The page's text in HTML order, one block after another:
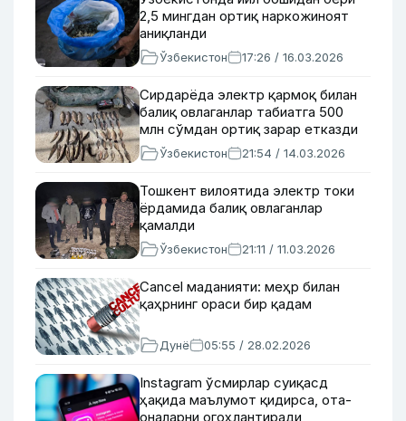
2,5 мингдан ортиқ наркожиноят
аниқланди
Ўзбекистон 17:26 / 16.03.2026
Сирдарёда электр қармоқ билан
балиқ овлаганлар табиатга 500
млн сўмдан ортиқ зарар етказди
Ўзбекистон 21:54 / 14.03.2026
Тошкент вилоятида электр токи
ёрдамида балиқ овлаганлар
қамалди
Ўзбекистон 21:11 / 11.03.2026
Cancel маданияти: меҳр билан
қаҳрнинг ораси бир қадам
Дунё 05:55 / 28.02.2026
Instagram ўсмирлар суиқасд
ҳақида маълумот қидирса, ота-
оналарни огоҳлантиради